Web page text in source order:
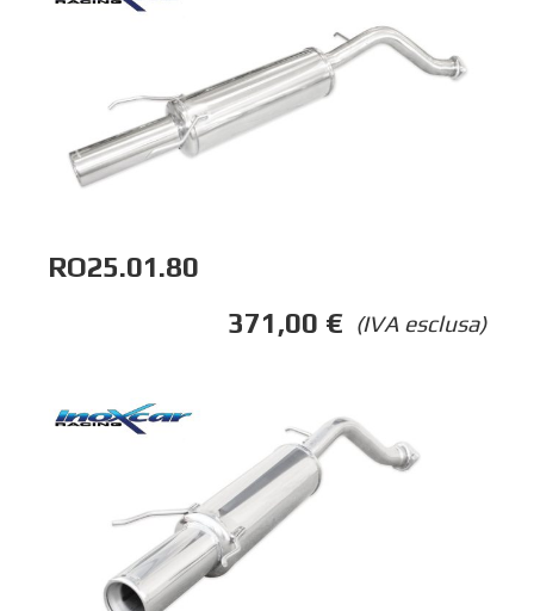
RO25.01.80
(IVA esclusa)
371,00 €